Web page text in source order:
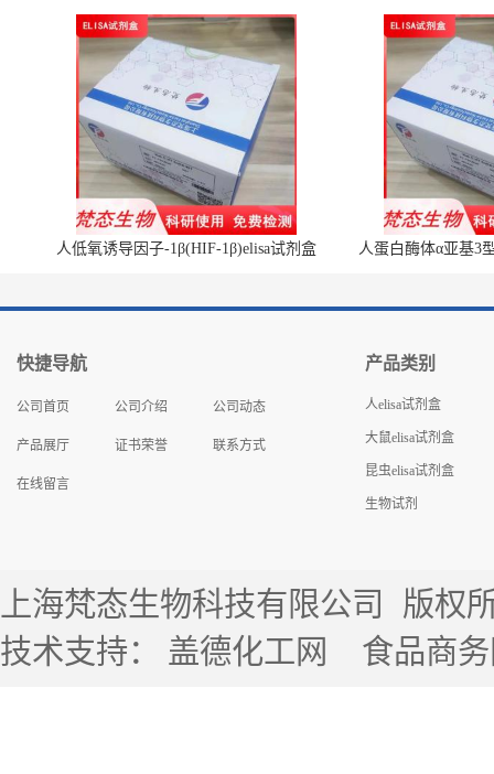
人低氧诱导因子-1β(HIF-1β)elisa试剂盒 人蛋白酶体α亚基3
快捷导航
公司首页 公司介绍 公司动态
产品展厅 证书荣誉 联系方式
在线留言
产品类别
人elisa试剂盒
大鼠elisa试剂盒
昆虫elisa试剂盒
生物试剂
上海梵态生物科技有限公司
版权
技术支持： 盖德化工网 食品商